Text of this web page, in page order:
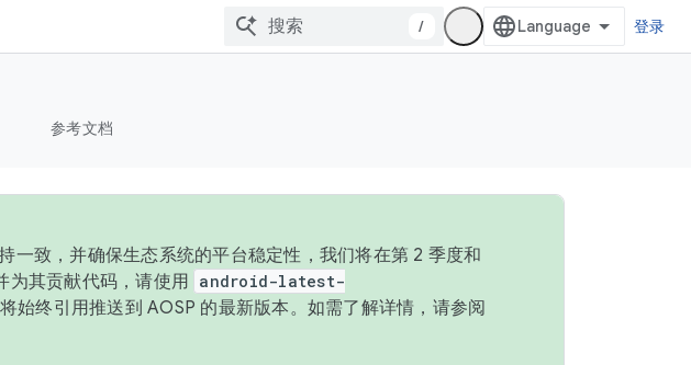
/ 登录
参考文档
一致，并确保生态系统的平台稳定性，我们将在第 2 季度和
为其贡献代码，请使用 android-latest-
始终引用推送到 AOSP 的最新版本。如需了解详情，请参阅